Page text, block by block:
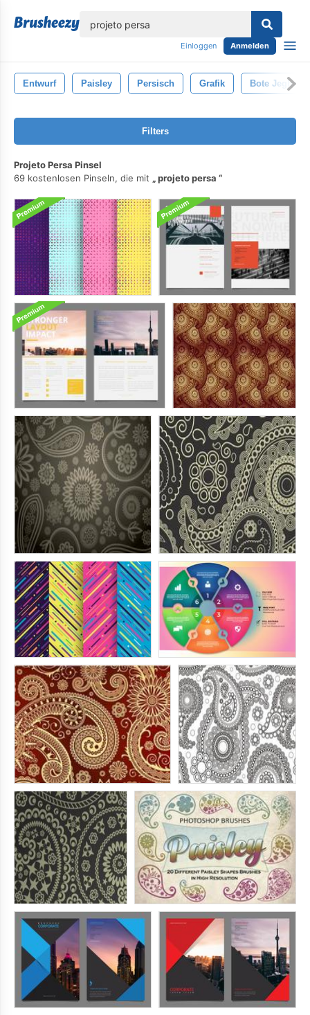
Einloggen Anmelden
Entwurf Paisley Persisch Grafik Bote Jeghe
Filters
Projeto Persa Pinsel
69 kostenlosen Pinseln, die mit
projeto persa